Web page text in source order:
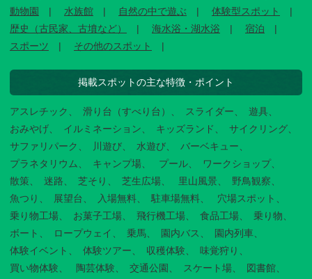
動物園
水族館 自然の中で遊ぶ
体験型スポット
歴史（古民家、古墳など）
海水浴・湖水浴
宿泊
スポーツ
その他のスポット
掲載スポットの主な特徴・ポイント
アスレチック 滑り台（すべり台） スライダー
遊具
おみやげ
イルミネーション キッズランド
サイクリング
サファリパーク
川遊び 水遊び
バーベキュー
プラネタリウム
キャンプ場 プール
ワークショップ
散策
迷路 芝そり 芝生広場 里山風景
野鳥観察
魚つり
展望台 入場無料 駐車場無料
穴場スポット
乗り物工場
お菓子工場 飛行機工場 食品工場
乗り物
ボート
ロープウェイ 乗馬 園内バス
園内列車
体験イベント
体験ツアー 収穫体験
味覚狩り
買い物体験
陶芸体験 交通公園 スケート場 図書館